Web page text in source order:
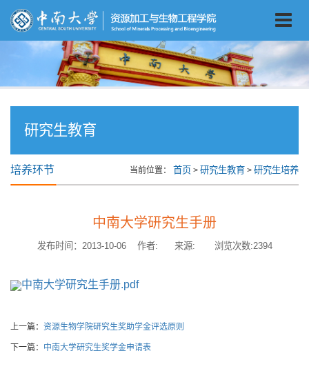
研究生教育
培养环节 当前位置： 首页 > 研究生教育 > 研究生培养
中南大学研究生手册
发布时间：2013-10-06 作者: 来源: 浏览次数:2394
中南大学研究生手册.pdf
上一篇： 资源生物学院研究生奖助学金评选原则
下一篇： 中南大学研究生奖学金申请表